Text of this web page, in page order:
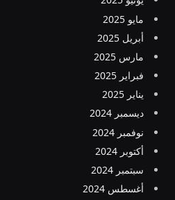
مايو 2025
أبريل 2025
مارس 2025
فبراير 2025
يناير 2025
ديسمبر 2024
نوفمبر 2024
أكتوبر 2024
سبتمبر 2024
أغسطس 2024